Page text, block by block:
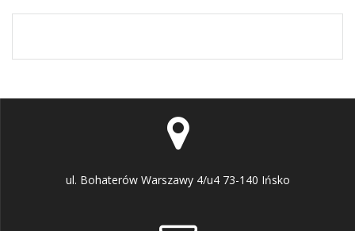
ul. Bohaterów Warszawy 4/u4 73-140 Ińsko